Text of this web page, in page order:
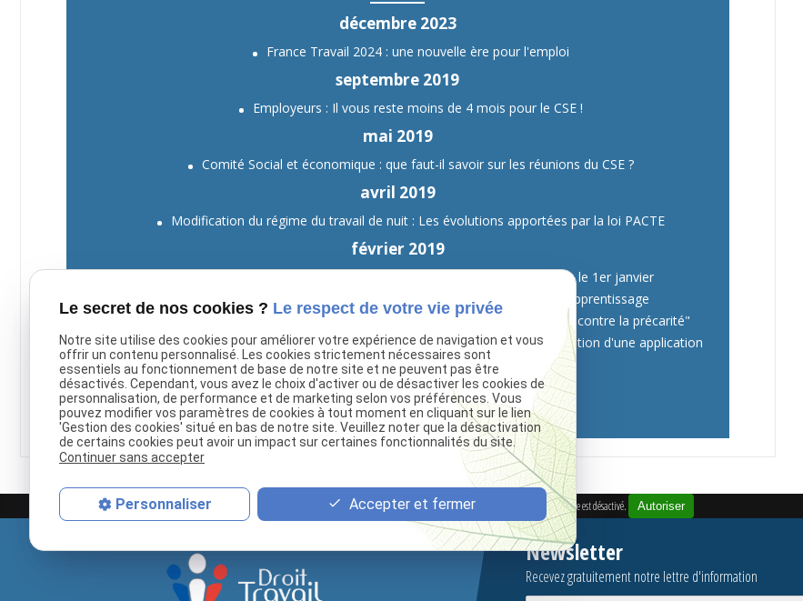
décembre 2023
France Travail 2024 : une nouvelle ère pour l'emploi
septembre 2019
Employeurs : Il vous reste moins de 4 mois pour le CSE !
mai 2019
Comité Social et économique : que faut-il savoir sur les réunions du CSE ?
avril 2019
Modification du régime du travail de nuit : Les évolutions apportées par la loi PACTE
février 2019
Le référent harcèlement sexuel, une désignation obligatoire depuis le 1er janvier
La réforme de la formation professionnelle : les nouveautés de l’apprentissage
Interview Murielle Pénicaud : 'Il faut prendre une mesure forte pour lutter contre la précarité"
Les principaux changements du Compte Personnel de Formation et l'apparition d'une application
mobile
Voir toutes les actualités
Google Adsense est désactivé. Autoriser
Newsletter
Recevez gratuitement notre lettre d'information
Le secret de nos cookies ? Le respect de votre vie privée
Notre site utilise des cookies pour améliorer votre expérience de navigation et vous
offrir un contenu personnalisé. Les cookies strictement nécessaires sont
essentiels au fonctionnement de base de notre site et ne peuvent pas être
désactivés. Cependant, vous avez le choix d'activer ou de désactiver les cookies de
personnalisation, de performance et de marketing selon vos préférences. Vous
pouvez modifier vos paramètres de cookies à tout moment en cliquant sur le lien
'Gestion des cookies' situé en bas de notre site. Veuillez noter que la désactivation
de certains cookies peut avoir un impact sur certaines fonctionnalités du site.
Continuer sans accepter
Personnaliser Accepter et fermer